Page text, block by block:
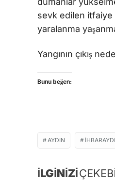
sevk edilen itfaiye
yaralanma
Yangının çıkış
Bunu beğen:
AYDIN
İLGİNİZİ